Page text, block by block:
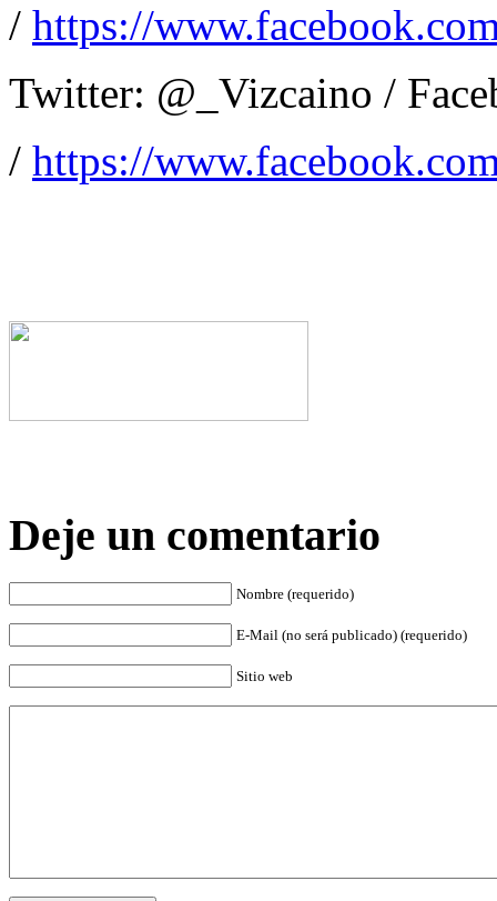
/ https://
Twitter: @_Vizcaino /
/ https://
Deje un comentario
Nombre (requerido)
E-Mail (no será publicado) (requerido)
Sitio web